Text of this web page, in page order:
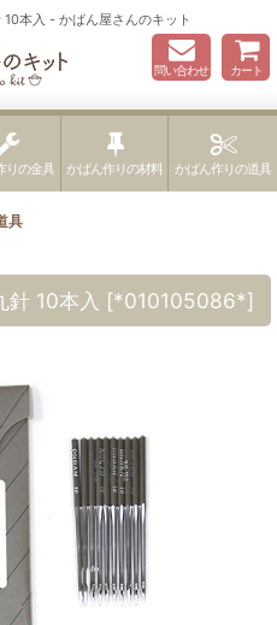
本入 - かばん屋さんのキット
問い合わせ カート
りの金具 かばん作りの材料 かばん作りの道具
具
針 10本入 [*010105086*]